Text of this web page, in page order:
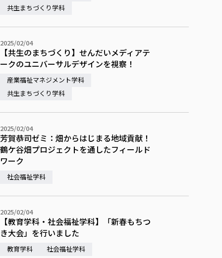
共生まちづくり学科
2025/02/04
【共生のまちづくり】せんだいメディアテ
ークのユニバーサルデザインを視察！
産業福祉マネジメント学科
共生まちづくり学科
2025/02/04
芳賀恭司ゼミ：畑からはじまる地域貢献！
鶴ケ谷畑プロジェクトを通したフィールド
ワーク
社会福祉学科
2025/02/04
【教育学科・社会福祉学科】「新春もちつ
き大会」を行いました
教育学科 社会福祉学科